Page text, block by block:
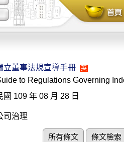
立董事法規宣導手冊 英
to Regulations Governing
國 109 年 08 月 28 日
司治理
所有條文 條文檢索